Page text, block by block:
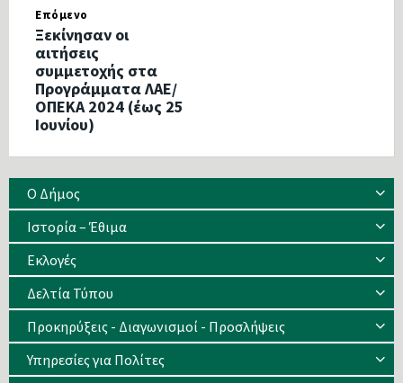
Επόμενο
Ξεκίνησαν οι
αιτήσεις
συμμετοχής στα
Προγράμματα ΛΑΕ/
ΟΠΕΚΑ 2024 (έως 25
Ιουνίου)
Ο Δήμος
Ιστορία – Έθιμα
Eκλογές
Δελτία Τύπου
Προκηρύξεις - Διαγωνισμοί - Προσλήψεις
Υπηρεσίες για Πολίτες